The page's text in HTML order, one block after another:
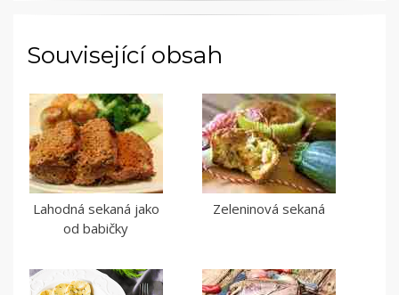
Související obsah
Lahodná sekaná jako
od babičky
Zeleninová sekaná